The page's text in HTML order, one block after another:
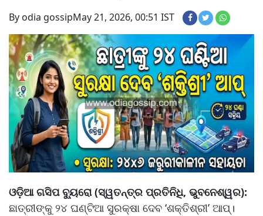
By odia gossipMay 21, 2026, 00:51 IST
ଓଡ଼ିଆ ଗସିପ ବ୍ୟୁରୋ (ସ୍ୱତନ୍ତ୍ର ପ୍ରତିନିଧି, ଭୁବନେଶ୍ୱର):
ଛାତ୍ରୀଙ୍କୁ ୨୪ ଘଣ୍ଟିଆ ସୁରକ୍ଷା ଦେବ ‘ଶକ୍ତିଶ୍ରୀ’ ଆପ୍‌।